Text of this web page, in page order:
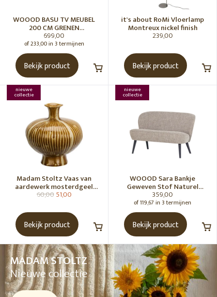
WOOOD BASU TV MEUBEL
200 CM GRENEN
BORDEAUXROOD [fsc]
699,00
of 233,00 in 3 termijnen
Bekijk product
it's about RoMi Vloerlamp
Montreux nickel finish
239,00
Bekijk product
nieuwe
collectie
Madam Stoltz Vaas van
aardewerk mosterdgeel
naturel
60,0051,00
Bekijk product
nieuwe
collectie
WOOOD Sara Bankje
Geweven Stof Naturel
Melange [Fsc]
359,00
of 119,67 in 3 termijnen
Bekijk product
MADAM STOLTZ
Nieuwe collectie